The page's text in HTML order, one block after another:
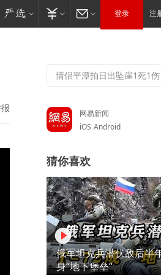
登录 注
网易新闻
iOS Android
猜你喜欢
俄军坦克兵潜伏敌后半
身“地下堡垒”